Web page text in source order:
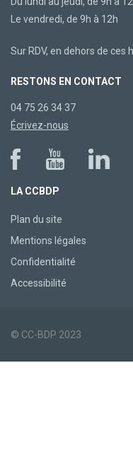
Le vendredi, de 9h à 12h
Sur RDV, en dehors de ces
RESTONS EN CONTACT
04 75 26 34 37
Écrivez-nous
LA CCBDP
Plan du site
Mentions légales
Confidentialité
Accessibilité
© CC-BDP 2023